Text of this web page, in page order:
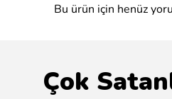
Bu ürün için henüz
Çok